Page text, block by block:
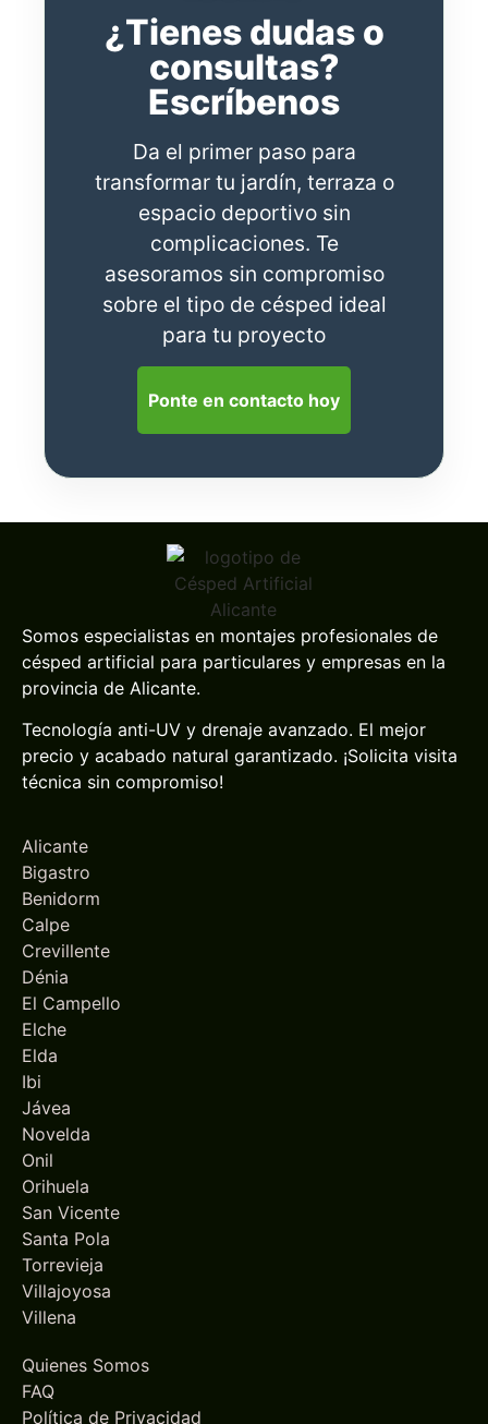
¿Tienes dudas o
consultas?
Escríbenos
Da el primer paso para
transformar tu jardín, terraza o
espacio deportivo sin
complicaciones. Te
asesoramos sin compromiso
sobre el tipo de césped ideal
para tu proyecto
Ponte en contacto hoy
Somos especialistas en montajes profesionales de
césped artificial para particulares y empresas en la
provincia de Alicante.
Tecnología anti-UV y drenaje avanzado. El mejor
precio y acabado natural garantizado. ¡Solicita visita
técnica sin compromiso!
Alicante
Bigastro
Benidorm
Calpe
Crevillente
Dénia
El Campello
Elche
Elda
Ibi
Jávea
Novelda
Onil
Orihuela
San Vicente
Santa Pola
Torrevieja
Villajoyosa
Villena
Quienes Somos
FAQ
Política de Privacidad